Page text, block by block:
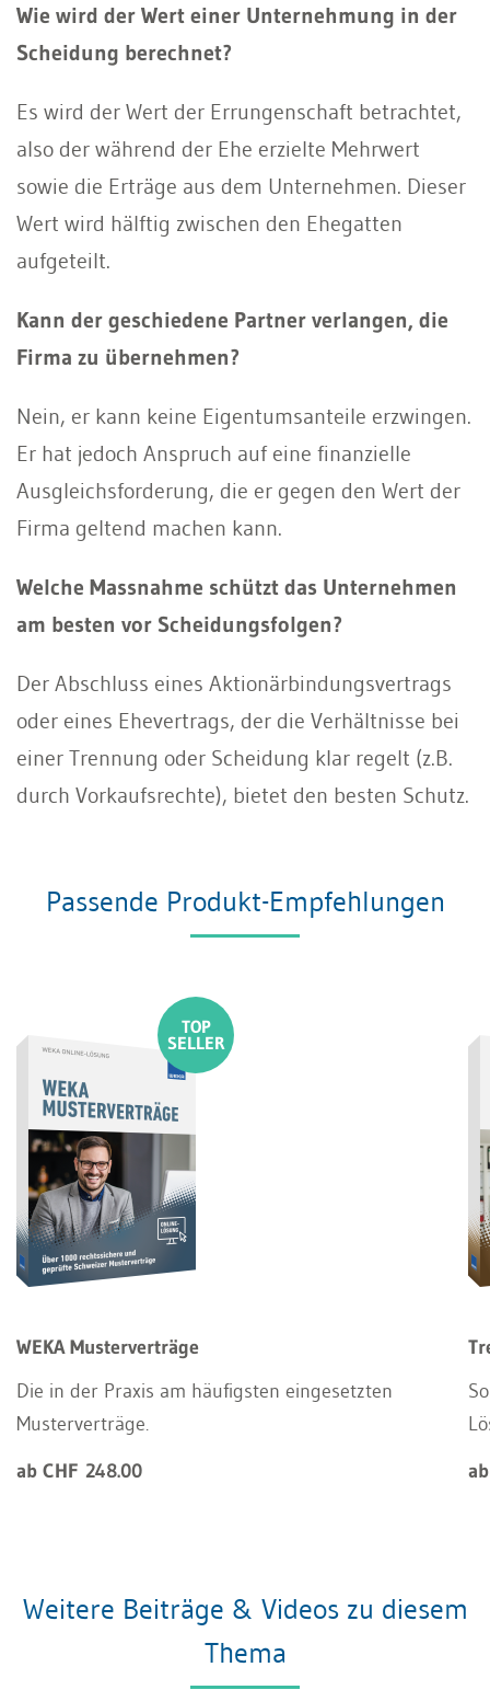
Wie wird der Wert einer Unternehmung in der
Scheidung berechnet?
Es wird der Wert der Errungenschaft betrachtet,
also der während der Ehe erzielte Mehrwert
sowie die Erträge aus dem Unternehmen. Dieser
Wert wird hälftig zwischen den Ehegatten
aufgeteilt.
Kann der geschiedene Partner verlangen, die
Firma zu übernehmen?
Nein, er kann keine Eigentumsanteile erzwingen.
Er hat jedoch Anspruch auf eine finanzielle
Ausgleichsforderung, die er gegen den Wert der
Firma geltend machen kann.
Welche Massnahme schützt das Unternehmen
am besten vor Scheidungsfolgen?
Der Abschluss eines Aktionärbindungsvertrags
oder eines Ehevertrags, der die Verhältnisse bei
einer Trennung oder Scheidung klar regelt (z.B.
durch Vorkaufsrechte), bietet den besten Schutz.
Passende Produkt-Empfehlungen
WEKA Musterverträge
Die in der Praxis am häufigsten eingesetzten
Musterverträge.
ab CHF 248.00
Weitere Beiträge & Videos zu diesem
Thema